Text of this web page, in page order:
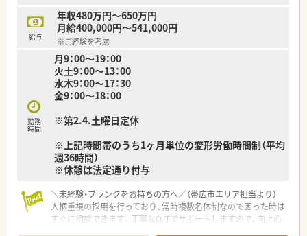
■男性3名、女性2名の薬剤師がバランスよく在籍しており、性別
を問わずお互いを尊重し合いながら働ける温かな職場です。
■事務スタッフ1名もチームの一員として支えてくれており、店
舗全体で協力して患者様をお迎えするアットホームな雰囲気で
す。
■ベテランから若手まで幅広い層が活躍できる土壌があり、困っ
たことがあればすぐに相談できる風通しの良さが自慢です。
■帯広市周辺で腰を据えて長く働きたいと考えている方や、地域
す。
■在宅医療の実績がある薬局で、これから本格的に在宅スキルを
身につけたいと考えている意欲的な薬剤師の方におすすめで
■常に複数名体制で働ける環境を重視し、精神的なゆとりを持ち
ながら丁寧な服薬指導を行いたい方にぴったりの職場です。
給与
年収480万円～650万円
月給400,000円～541,000円
※ご経験を考慮
勤務
時間
月9：00～19：00
火土9：00～13：00
水木9：00～17：30
金9：00～18：00
※第2.4.土曜日定休
※上記時間帯のうち1ヶ月単位の変形労働時間制（平均
週36時間）
※休憩は法定通り付与
＼未経験・ブランクをお持ちの方へ／（帯広市エリア担当より）
人柄重視の採用を行っており、常時複数名体制なので困った時は
すぐに相談できます。丁寧なOJTでサポートしますので、向上心